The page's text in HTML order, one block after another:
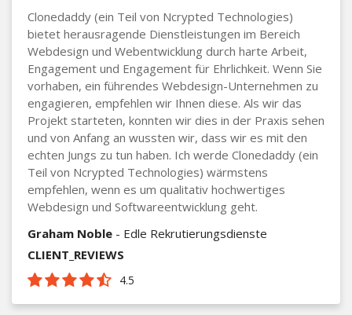
Clonedaddy (ein Teil von Ncrypted Technologies)
bietet herausragende Dienstleistungen im Bereich
Webdesign und Webentwicklung durch harte Arbeit,
Engagement und Engagement für Ehrlichkeit. Wenn Sie
vorhaben, ein führendes Webdesign-Unternehmen zu
engagieren, empfehlen wir Ihnen diese. Als wir das
Projekt starteten, konnten wir dies in der Praxis sehen
und von Anfang an wussten wir, dass wir es mit den
echten Jungs zu tun haben. Ich werde Clonedaddy (ein
Teil von Ncrypted Technologies) wärmstens
empfehlen, wenn es um qualitativ hochwertiges
Webdesign und Softwareentwicklung geht.
Graham Noble - Edle Rekrutierungsdienste
CLIENT_REVIEWS
4.5